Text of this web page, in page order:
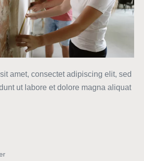
amet, consectet adipiscing elit, sed
ut labore et dolore magna aliquat